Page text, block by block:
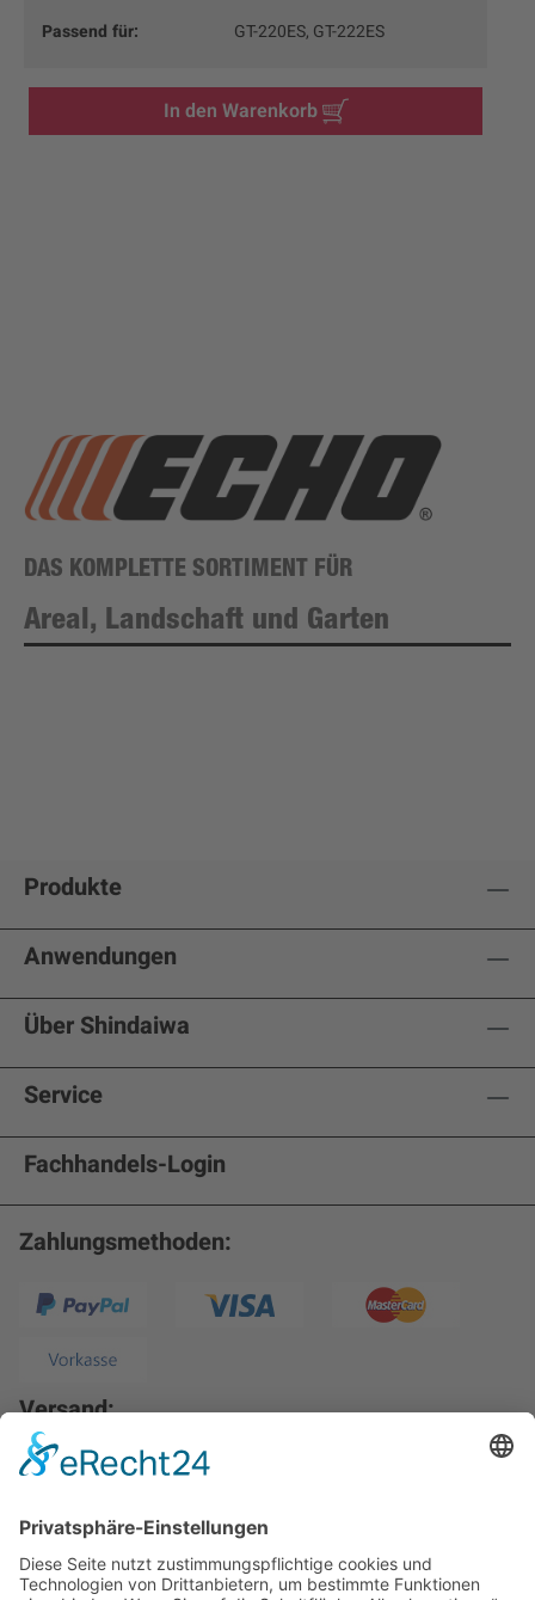
Passend für: GT-220ES, GT-222ES
In den Warenkorb
DAS KOMPLETTE SORTIMENT FÜR
Areal, Landschaft und Garten
Produkte
Anwendungen
Über Shindaiwa
Service
Fachhandels-Login
Zahlungsmethoden:
Versand: